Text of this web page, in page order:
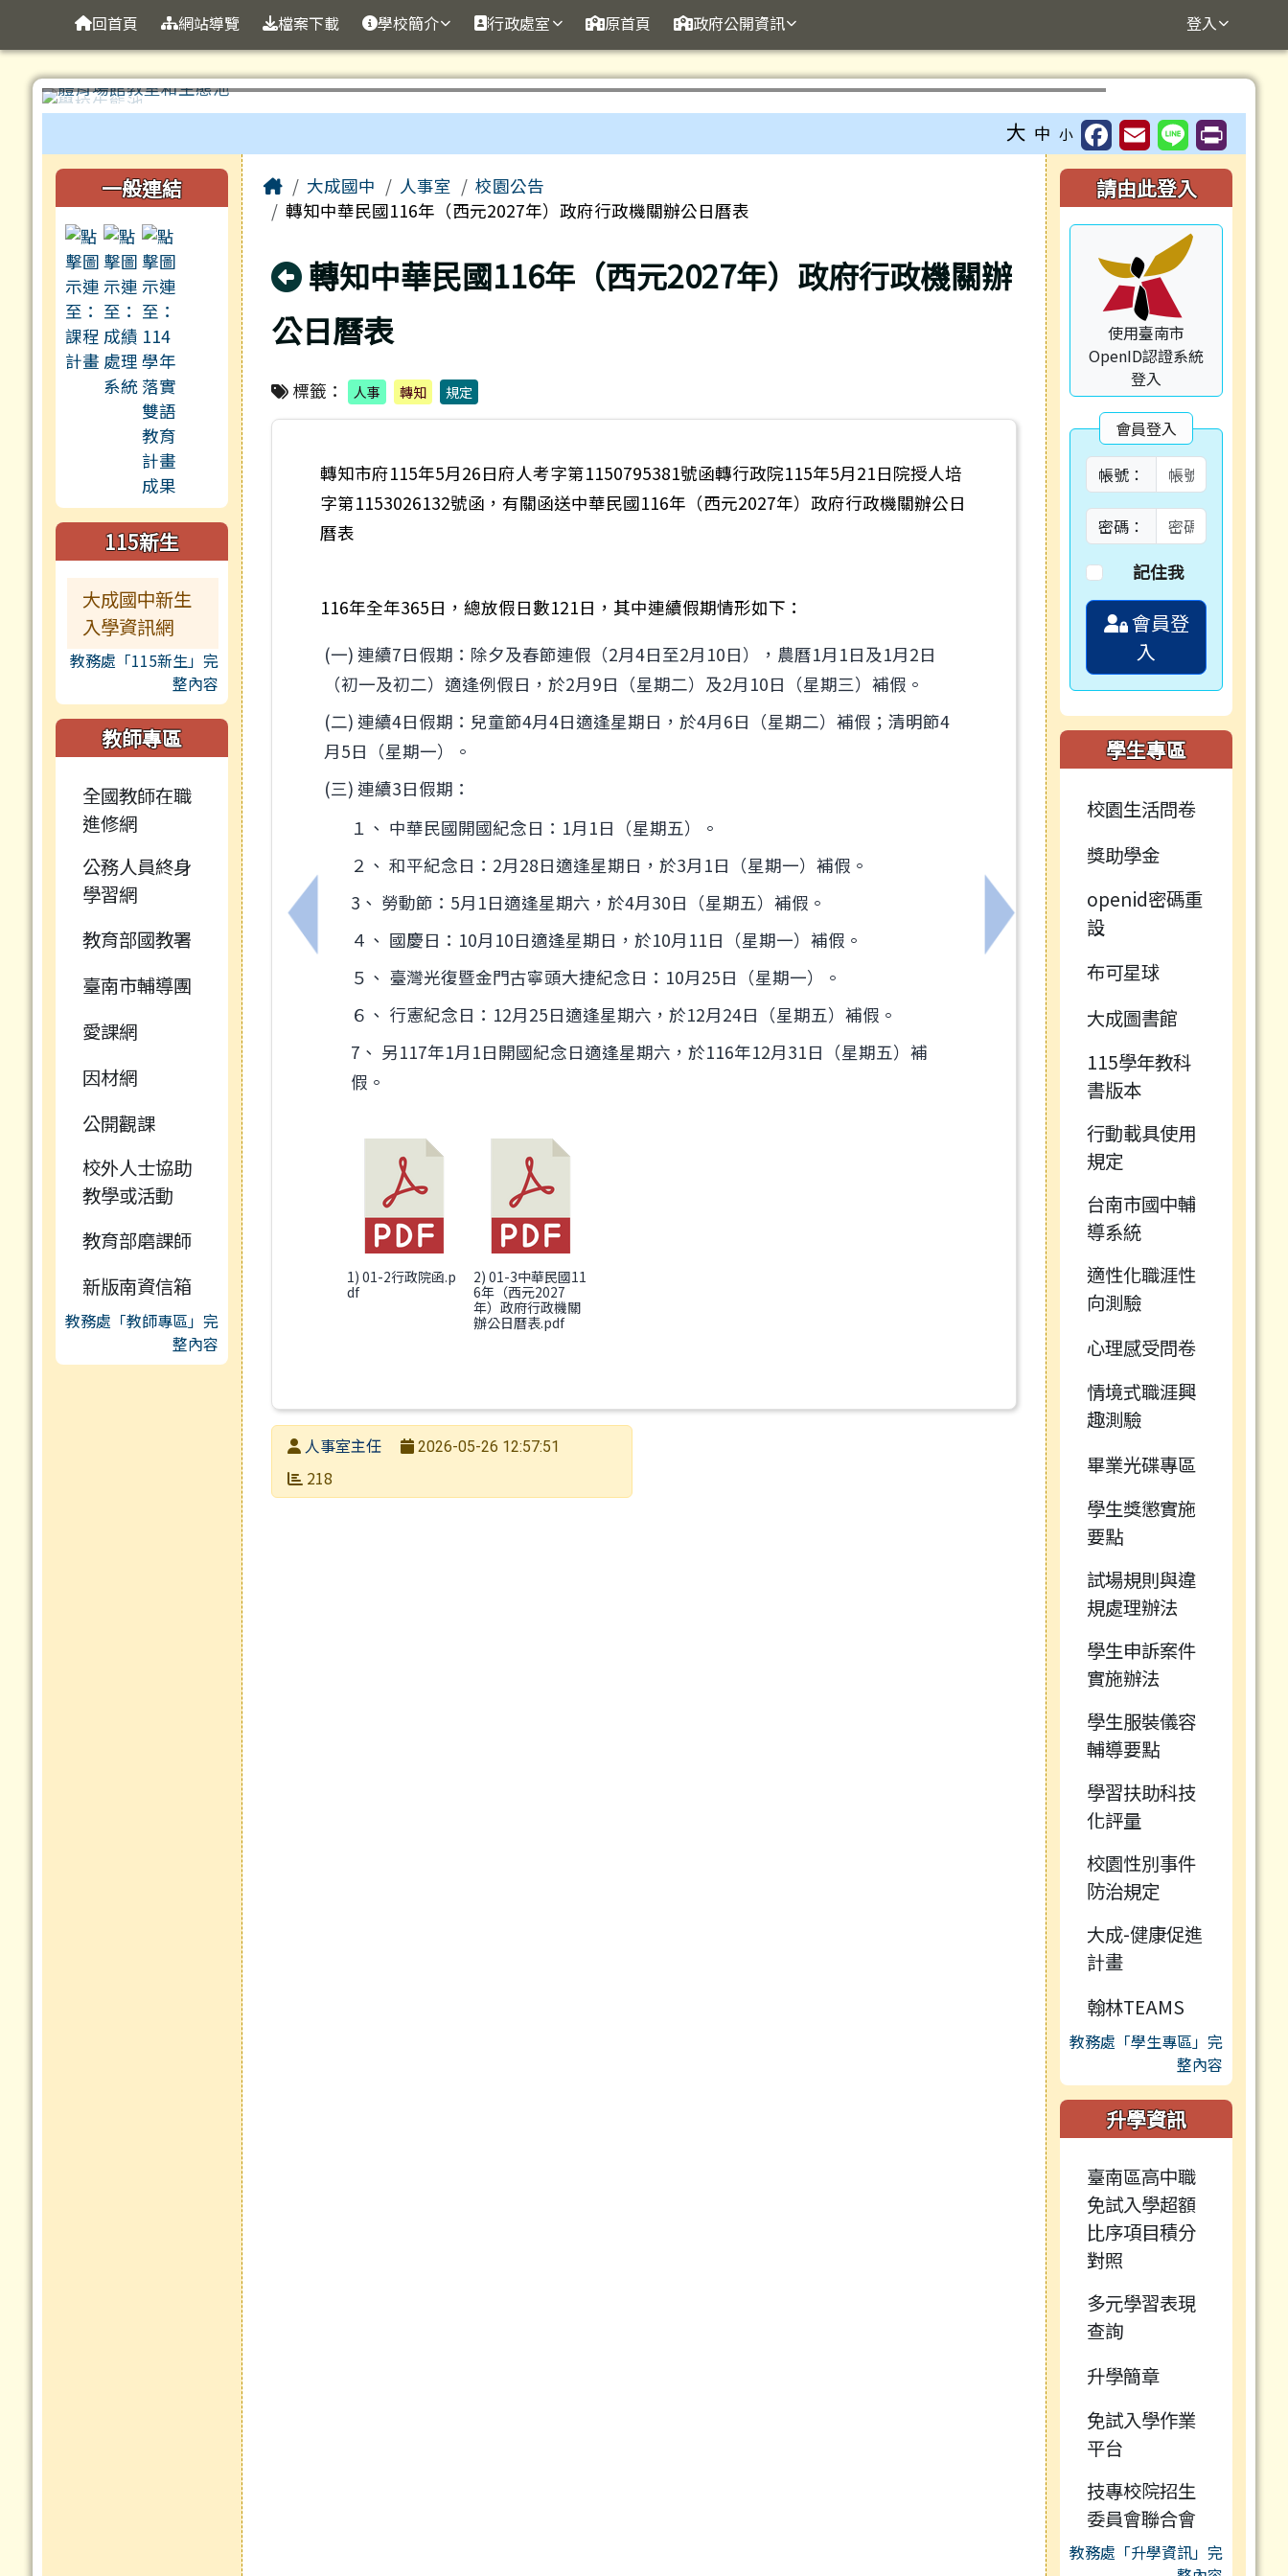
跳至主內容區
臺南市立大成國中全球資訊網
導覽列回首頁 網站導覽 檔案下載 學校簡介 行政處室 原首頁 政府公開資訊 登入
⏸
大 中 小
左邊區域內容
一般連結
115新生
大成國中新生
入學資訊網
教務處「115新生」完
整內容
教師專區
全國教師在職
進修網
公務人員終身
學習網
教育部國教署
臺南市輔導團
愛課網
因材網
公開觀課
校外人士協助
教學或活動
教育部磨課師
新版南資信箱
教務處「教師專區」完
整內容
主內容區域
Home大成國中 人事室
校園公告
轉知中華民國116年（西元2027年）政府行政機關辦公日曆表
回上頁
轉知中華民國116年（西元2027年）政府行政機關辦
公日曆表
標籤： 人事 轉知 規定
上一筆：轉知教師法第25條及第53條條文修正案業奉總統公布
轉知市府115年5月26日府人考字第1150795381號函轉行政院115年5月21日院授人培
字第1153026132號函，有關函送中華民國116年（西元2027年）政府行政機關辦公日
曆表
116年全年365日，總放假日數121日，其中連續假期情形如下：
(一) 連續7日假期：除夕及春節連假（2月4日至2月10日），農曆1月1日及1月2日
（初一及初二）適逢例假日，於2月9日（星期二）及2月10日（星期三）補假。
(二) 連續4日假期：兒童節4月4日適逢星期日，於4月6日（星期二）補假；清明節4
月5日（星期一）。
(三) 連續3日假期：
１、 中華民國開國紀念日：1月1日（星期五）。
２、 和平紀念日：2月28日適逢星期日，於3月1日（星期一）補假。
3、 勞動節：5月1日適逢星期六，於4月30日（星期五）補假。
４、 國慶日：10月10日適逢星期日，於10月11日（星期一）補假。
５、 臺灣光復暨金門古寧頭大捷紀念日：10月25日（星期一）。
６、 行憲紀念日：12月25日適逢星期六，於12月24日（星期五）補假。
7、 另117年1月1日開國紀念日適逢星期六，於116年12月31日（星期五）補
假。
1) 01-2行政院函.p
df
2) 01-3中華民國11
6年（西元2027
年）政府行政機關
辦公日曆表.pdf
下一筆：公務人員及兼行政教師勤休
發布者人事室主任
發布日期
2026-05-26 12:57:51
瀏覽次數
218
右邊區域內容
請由此登入
使用臺南市
OpenID認證系統
登入
會員登入
帳號：
密碼：
記住我
會員登
入
學生專區
校園生活問卷
獎助學金
openid密碼重
設
布可星球
大成圖書館
115學年教科
書版本
行動載具使用
規定
台南市國中輔
導系統
適性化職涯性
向測驗
心理感受問卷
情境式職涯興
趣測驗
畢業光碟專區
學生獎懲實施
要點
試場規則與違
規處理辦法
學生申訴案件
實施辦法
學生服裝儀容
輔導要點
學習扶助科技
化評量
校園性別事件
防治規定
大成-健康促進
計畫
翰林TEAMS
教務處「學生專區」完
整內容
升學資訊
臺南區高中職
免試入學超額
比序項目積分
對照
多元學習表現
查詢
升學簡章
免試入學作業
平台
技專校院招生
委員會聯合會
教務處「升學資訊」完
頁尾區域